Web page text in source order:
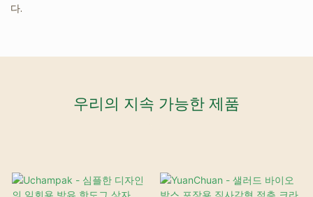
다.
우리의 지속 가능한 제품